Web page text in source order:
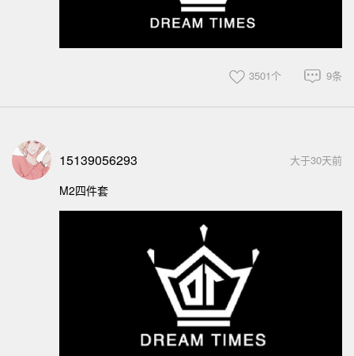
9条
3501个
15139056293 大于30天前
M2四件套